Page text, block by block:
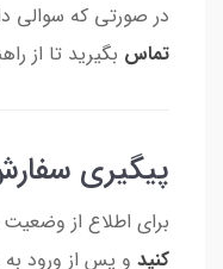
در صورتی که سوالی
تماس بگیرید تا از
پیگیری
برای اطلاع از
کنید و پس از ورود به